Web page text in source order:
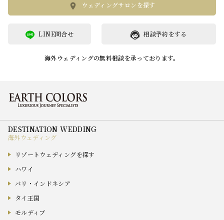
ウェディングサロンを探す
相談予約をする
LINE問合せ
海外ウェディングの無料相談を承っております。
海外ウェディング
リゾートウェディングを探す
ハワイ
バリ・インドネシア
タイ王国
モルディブ